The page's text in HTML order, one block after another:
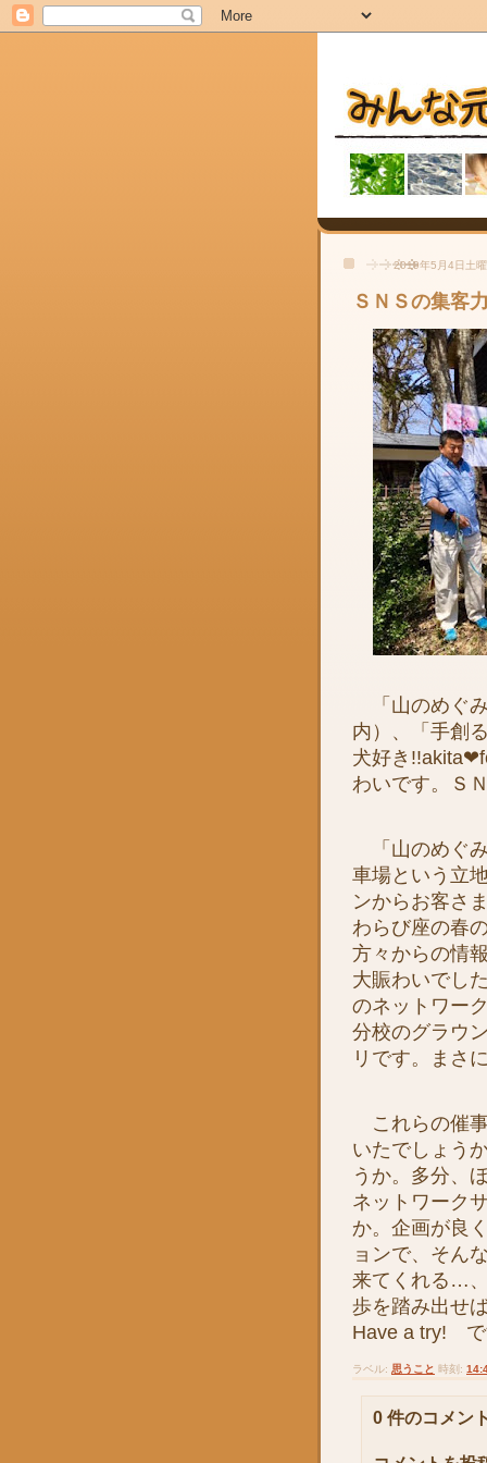
2019年5月4日土曜
ＳＮＳの集客力
「山のめぐ
内）、「手創
犬好き
わいです。Ｓ
「山のめぐ
車場という立
ンからお客さ
わらび座の春
方々からの情
大賑わいでし
のネットワー
分校のグラウ
リです。まさ
これらの催
いたでしょう
うか。多分、
ネットワーク
か。企画が良
ョンで、そん
来てくれる…
歩を踏み出せ
Have a try! で
ラベル: 思うこと 時刻:
0 件のコメン